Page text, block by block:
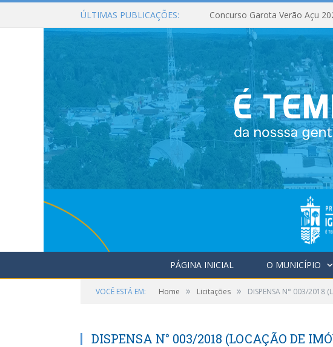
ÚLTIMAS PUBLICAÇÕES: Concurso Garota Verão Açu
PÁGINA INICIAL O MUNICÍPIO
VOCÊ ESTÁ EM: Home » Licitações » DISPENSA N° 003/2018
DISPENSA N° 003/2018 (LOCAÇÃO DE